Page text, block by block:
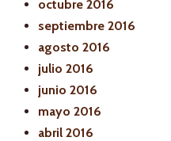
octubre 2016
septiembre 2016
agosto 2016
julio 2016
junio 2016
mayo 2016
abril 2016